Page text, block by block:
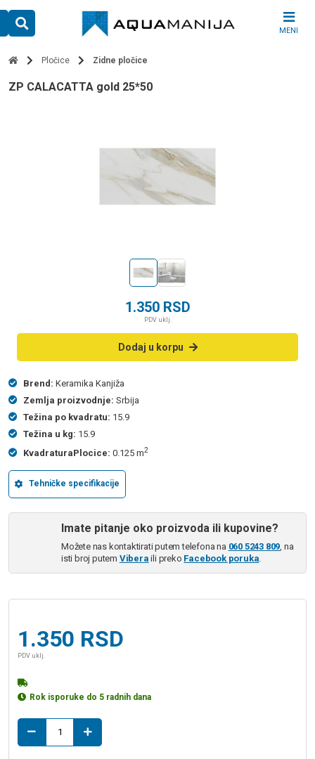
content
MENI
Pločice Zidne pločice
ZP CALACATTA gold 25*50
1.350 RSD
PDV uklj.
Dodaj u korpu
Brend: Keramika Kanjiža
Zemlja proizvodnje: Srbija
Težina po kvadratu: 15.9
Težina u kg: 15.9
KvadraturaPlocice: 0.125 m2
Tehničke specifikacije
Imate pitanje oko proizvoda ili kupovine?
Možete nas kontaktirati putem telefona na 060 5243 809 , na
isti broj putem Vibera ili preko Facebook poruka
1.350 RSD
PDV uklj.
Rok isporuke do 5 radnih dana
CALACATTA